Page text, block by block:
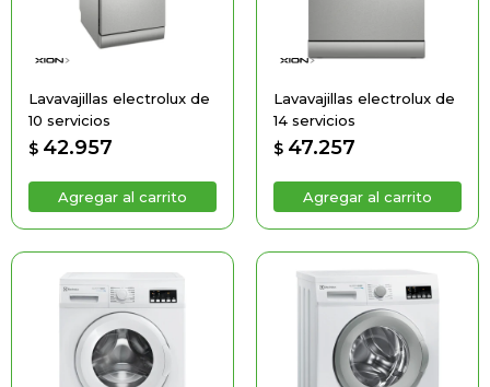
Lavavajillas electrolux de
10 servicios
$ 42.957
Lavavajillas electrolux de
14 servicios
$ 47.257